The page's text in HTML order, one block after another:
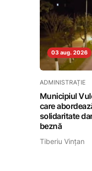
03 aug. 2026
ADMINISTRAȚIE
Municipiul
care
solidaritate
beznă
Tiberiu Vințan